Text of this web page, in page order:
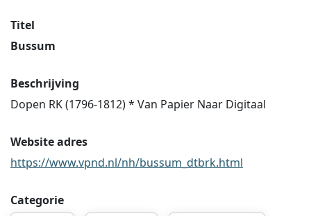
Titel
Bussum
Beschrijving
Dopen RK (1796-1812) * Van Papier Naar Digitaal
Website adres
https://www.vpnd.nl/nh/bussum_dtbrk.html
Categorie